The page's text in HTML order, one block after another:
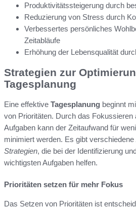
Produktivitätssteigerung durch
Reduzierung von Stress durch
Verbessertes persönliches
Zeitabläufe
Erhöhung der Lebensqualität
Strategien zur
Tagesplanung
Eine effektive Tagesplanung beginnt
von Prioritäten. Durch das Fokussieren
Aufgaben kann der Zeitaufwand für
minimiert werden. Es gibt verschiedene
Strategien, die bei der Identifizierung
wichtigsten Aufgaben helfen.
Prioritäten setzen für mehr Fokus
Das Setzen von Prioritäten ist